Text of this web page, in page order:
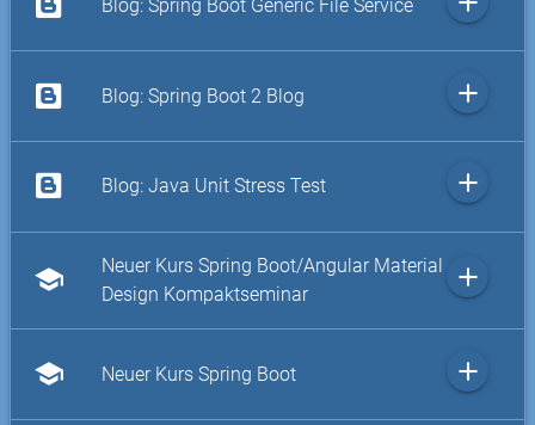
Blog: Spring Boot Generic File Service
Blog: Spring Boot 2 Blog add
Blog: Java Unit Stress Test add
school
Neuer Kurs Spring Boot/Angular Material
Design Kompaktseminar
add
school Neuer Kurs Spring Boot add